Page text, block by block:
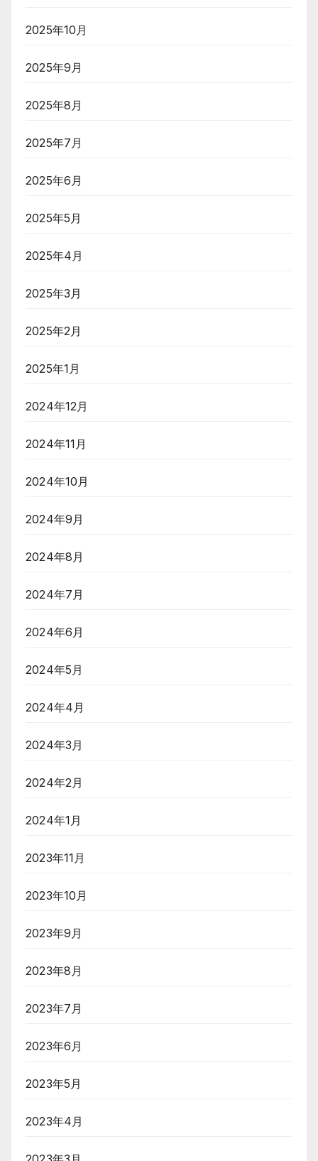
2025年10月
2025年9月
2025年8月
2025年7月
2025年6月
2025年5月
2025年4月
2025年3月
2025年2月
2025年1月
2024年12月
2024年11月
2024年10月
2024年9月
2024年8月
2024年7月
2024年6月
2024年5月
2024年4月
2024年3月
2024年2月
2024年1月
2023年11月
2023年10月
2023年9月
2023年8月
2023年7月
2023年6月
2023年5月
2023年4月